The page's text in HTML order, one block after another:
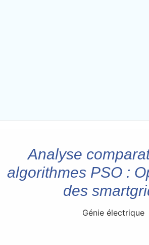
Analyse
algorithmes PSO :
des
Génie électrique